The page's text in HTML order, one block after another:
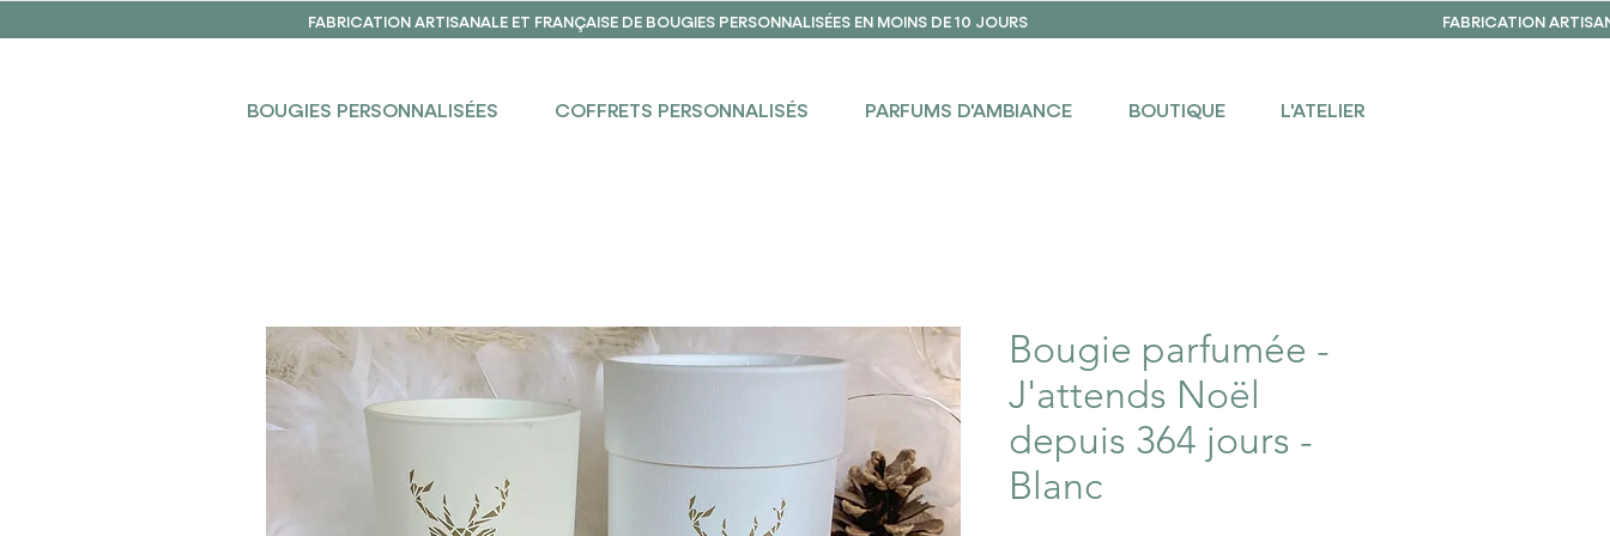
FABRICATION ARTISANALE ET FRANÇAISE DE BOUGIES PERSONNALISÉES EN MOINS DE 10 JOURS FABRICATION
BOUGIES PERSONNALISÉES COFFRETS PERSONNALISÉS PARFUMS D'AMBIANCE BOUTIQUE L'ATELIER
Bougie parfumée -
J'attends Noël
depuis 364 jours -
Blanc